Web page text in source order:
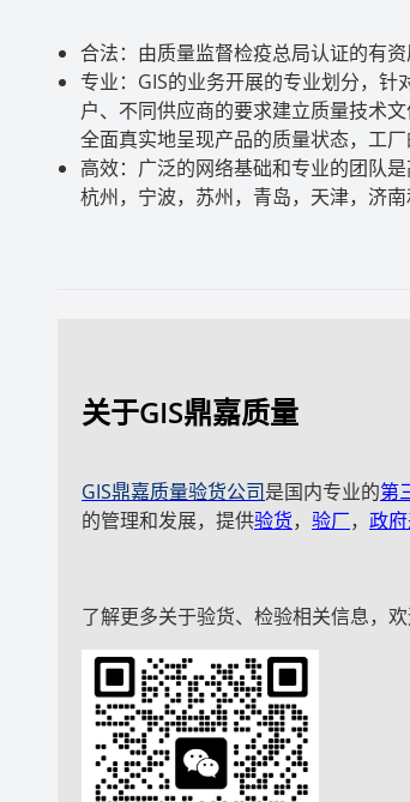
合法：由质量监督检疫总局认证的有
专业： GIS的业务开展的专业划分，针
户、不同供应商的要求建立质量技术
全面真实地呈现产品的质量状态，工
高效：广泛的网络基础和专业的团队是
杭州，宁波，苏州，青岛，天津，济南
关于GIS鼎嘉质量
GIS鼎嘉质量验货公司是国内专业的第
的管理和发展，提供验货， 验厂， 政
了解更多关于验货、检验相关信息，